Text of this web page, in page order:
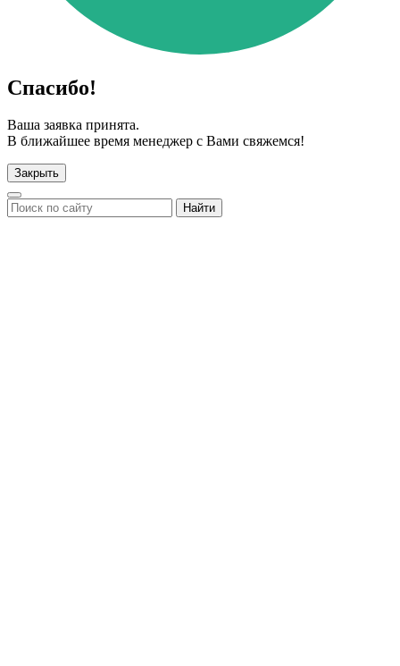
Спасибо!
Ваша заявка принята.
В ближайшее время менеджер с Вами свяжемся!
Закрыть
Найти